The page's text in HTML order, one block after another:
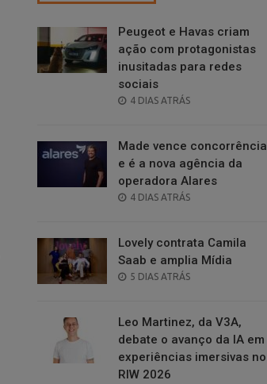
Peugeot e Havas criam
ação com protagonistas
inusitadas para redes
sociais
POSTED
4 DIAS ATRÁS
Made vence concorrência
e é a nova agência da
operadora Alares
POSTED
4 DIAS ATRÁS
Lovely contrata Camila
Saab e amplia Mídia
POSTED
5 DIAS ATRÁS
Leo Martinez, da V3A,
debate o avanço da IA em
experiências imersivas no
RIW 2026